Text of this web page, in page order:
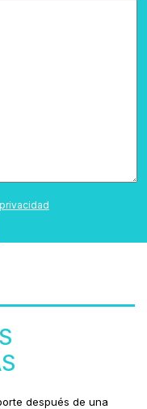
después de una